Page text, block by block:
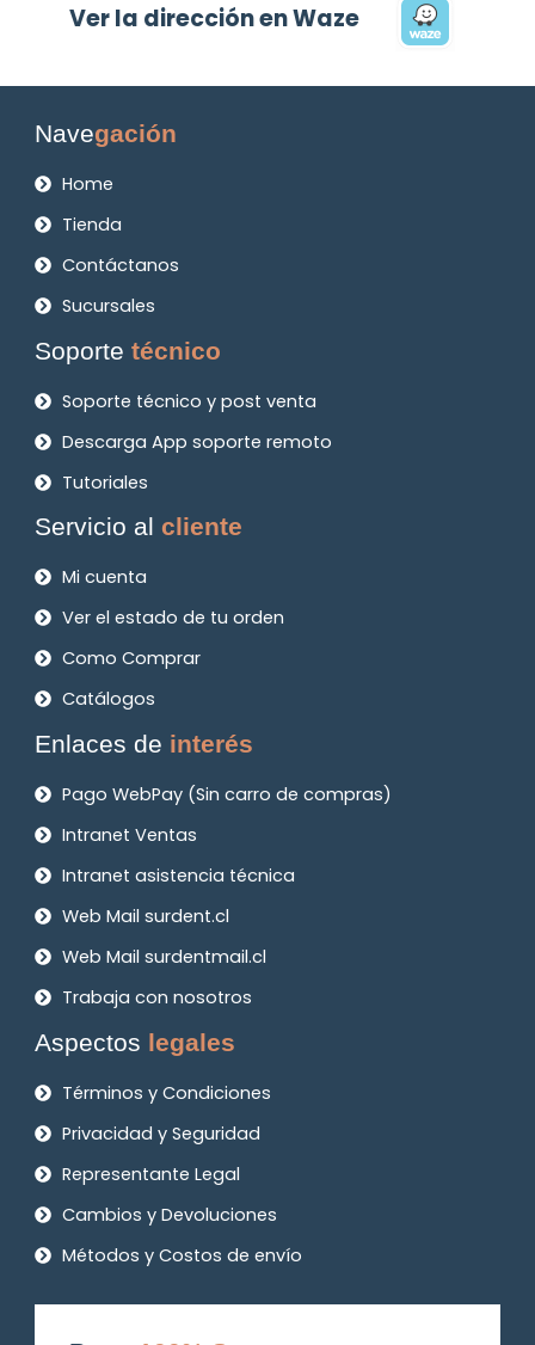
Ver la dirección en Waze
Navegación
Home
Tienda
Contáctanos
Sucursales
Soportetécnico
Soporte técnico y post venta
Descarga App soporte remoto
Tutoriales
Servicio alcliente
Mi cuenta
Ver el estado de tu orden
Como Comprar
Catálogos
Enlaces de interés
Pago WebPay (Sin carro de compras)
Intranet Ventas
Intranet asistencia técnica
Web Mail surdent.cl
Web Mail surdentmail.cl
Trabaja con nosotros
Aspectos legales
Términos y Condiciones
Privacidad y Seguridad
Representante Legal
Cambios y Devoluciones
Métodos y Costos de envío